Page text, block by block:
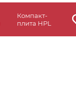
Компакт-
плита HPL